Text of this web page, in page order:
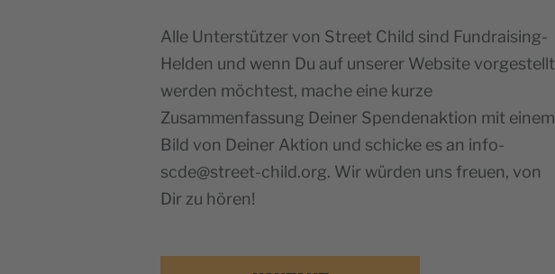
Alle Unterstützer von Street Child sind Fundraising-
Helden und wenn Du auf unserer Website vorgestellt
werden möchtest, mache eine kurze
Zusammenfassung Deiner Spendenaktion mit einem
Bild von Deiner Aktion und schicke es an info-
scde@street-child.org. Wir würden uns freuen, von
Dir zu hören!